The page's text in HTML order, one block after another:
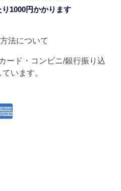
1000円かかります
法について
ード・コンビニ/銀行振り込
います。